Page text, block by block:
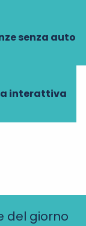
senza auto
interattiva
del giorno